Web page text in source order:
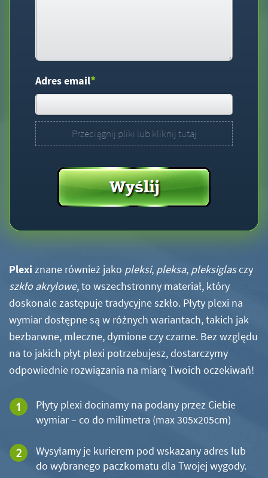
Adres email*
Przeciągnij pliki lub kliknij tutaj
Plexi znane również jako pleksi, pleksa, pleksiglasczy
szkło akrylowe, to wszechstronny materiał, który
doskonale zastępuje tradycyjne szkło. Płyty plexi na
wymiar dostępne są w różnych wariantach, takich jak
bezbarwne, mleczne, dymione czy czarne. Bez względu
na to jakich płyt plexi potrzebujesz, dostarczymy
odpowiednie rozwiązania na miarę Twoich oczekiwań!
Płyty plexi docinamy na podany przez Ciebie
wymiar – co do milimetra (max 305x205cm)
Wysyłamy je kurierem pod wskazany adres lub
do wybranego paczkomatu dla Twojej wygody.